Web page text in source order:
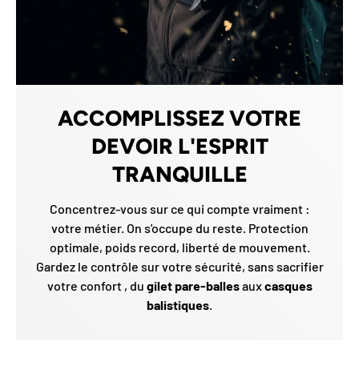
ACCOMPLISSEZ VOTRE
DEVOIR L'ESPRIT
TRANQUILLE
Concentrez-vous sur ce qui compte vraiment :
votre métier. On s'occupe du reste. Protection
optimale, poids record, liberté de mouvement.
Gardez le contrôle sur votre sécurité, sans sacrifier
votre confort , du gilet pare-ballesauxcasques
balistiques